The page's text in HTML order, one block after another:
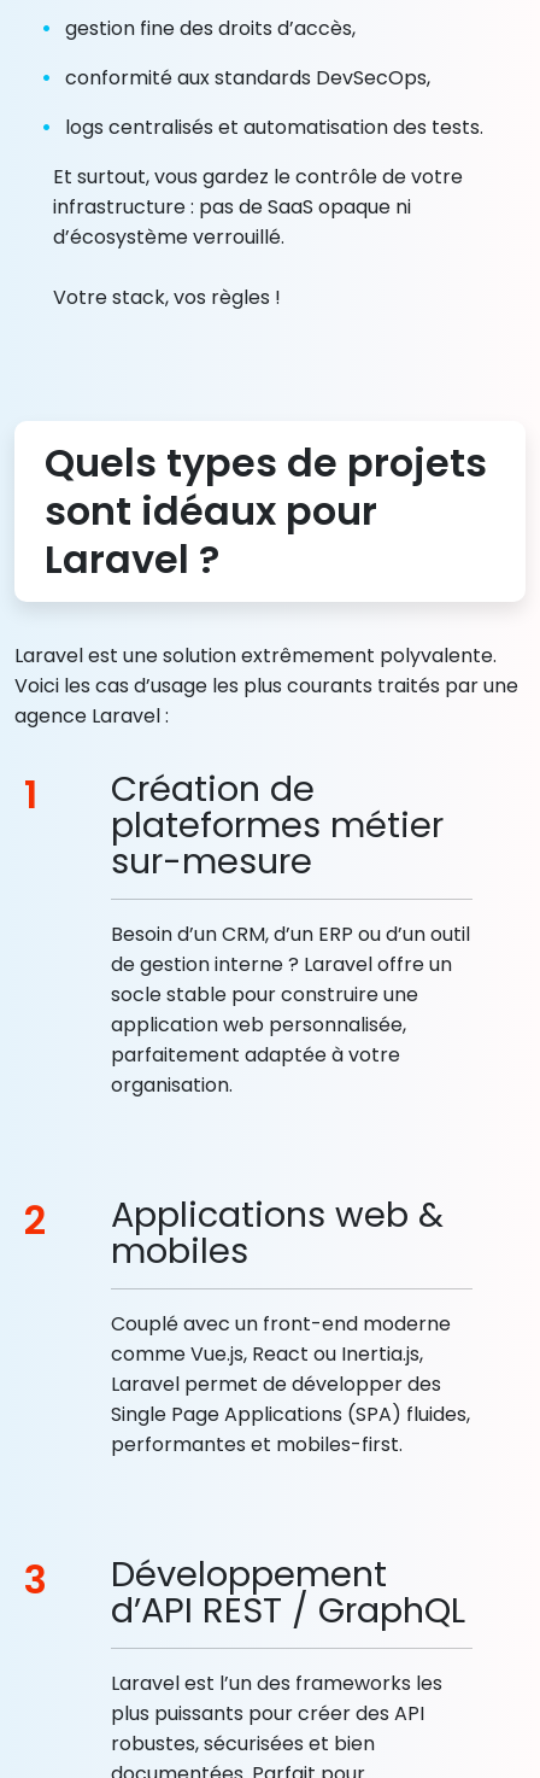
gestion fine des droits d’accès,
conformité aux standards DevSecOps,
logs centralisés et automatisation des tests.
Et surtout, vous gardez le contrôle de votre
infrastructure : pas de SaaS opaque ni
d’écosystème verrouillé.
Votre stack, vos règles !
Quels types de projets
sont idéaux pour
Laravel ?
Laravel est une solution extrêmement polyvalente.
Voici les cas d’usage les plus courants traités par une
agence Laravel :
1 Création de
plateformes métier
sur-mesure
Besoin d’un CRM, d’un ERP ou d’un outil
de gestion interne ? Laravel offre un
socle stable pour construire une
application web personnalisée,
parfaitement adaptée à votre
organisation.
2 Applications web &
mobiles
Couplé avec un front-end moderne
comme Vue.js, React ou Inertia.js,
Laravel permet de développer des
Single Page Applications (SPA) fluides,
performantes et mobiles-first.
3 Développement
d’API REST / GraphQL
Laravel est l’un des frameworks les
plus puissants pour créer des API
robustes, sécurisées et bien